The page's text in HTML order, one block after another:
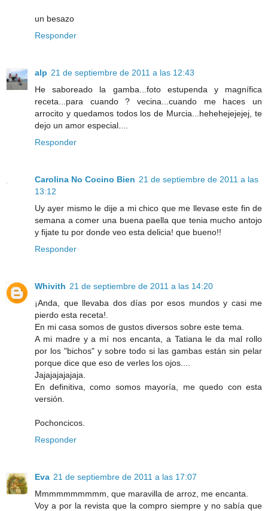
un besazo
Responder
alp 21 de septiembre de 2011 a las 12:43
He saboreado la gamba...foto estupenda y magnífica
receta...para cuando ? vecina...cuando me haces un
arrocito y quedamos todos los de Murcia...hehehejejejej, te
dejo un amor especial....
Responder
Carolina No Cocino Bien 21 de septiembre de 2011 a las
13:12
Uy ayer mismo le dije a mi chico que me llevase este fin de
semana a comer una buena paella que tenia mucho antojo
y fijate tu por donde veo esta delicia! que bueno!!
Responder
Whivith 21 de septiembre de 2011 a las 14:20
¡Anda, que llevaba dos días por esos mundos y casi me
pierdo esta receta!.
En mi casa somos de gustos diversos sobre este tema.
A mi madre y a mí nos encanta, a Tatiana le da mal rollo
por los "bichos" y sobre todo si las gambas están sin pelar
porque dice que eso de verles los ojos....
Jajajajajajaja.
En definitiva, como somos mayoría, me quedo con esta
versión.
Pochoncicos.
Responder
Eva 21 de septiembre de 2011 a las 17:07
Mmmmmmmmmm, que maravilla de arroz, me encanta.
Voy a por la revista que la compro siempre y no sabía que